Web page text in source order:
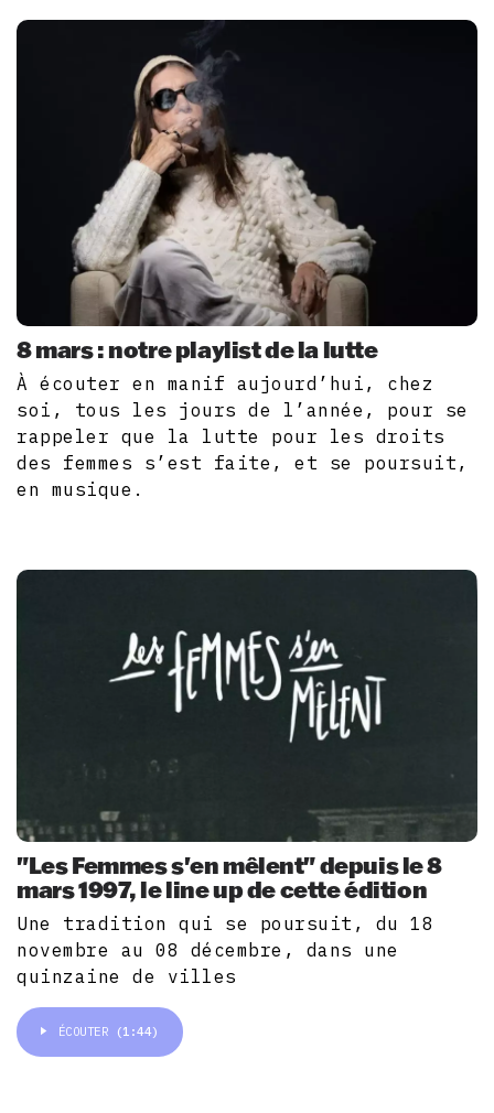
8 mars : notre playlist de la lutte
À écouter en manif aujourd’hui, chez
soi, tous les jours de l’année, pour se
rappeler que la lutte pour les droits
des femmes s’est faite, et se poursuit,
en musique.
"Les Femmes s'en mêlent" depuis le 8
mars 1997, le line up de cette édition
Une tradition qui se poursuit, du 18
novembre au 08 décembre, dans une
quinzaine de villes
ÉCOUTER (1:44)